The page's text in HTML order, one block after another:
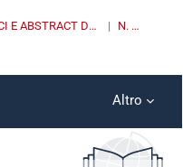
INDICI E ABSTRACT DEI NUMERI PUBBLICATI N. 4/2013
Altro